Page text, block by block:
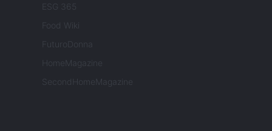
ESG 365
Food Wiki
FuturoDonna
HomeMagazine
SecondHomeMagazine